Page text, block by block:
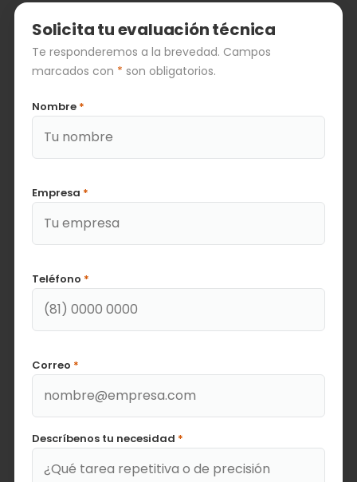
Solicita tu evaluación técnica
Te responderemos a la brevedad. Campos
marcados con * son obligatorios.
Nombre *
Empresa *
Teléfono *
Correo *
Descríbenos tu necesidad *